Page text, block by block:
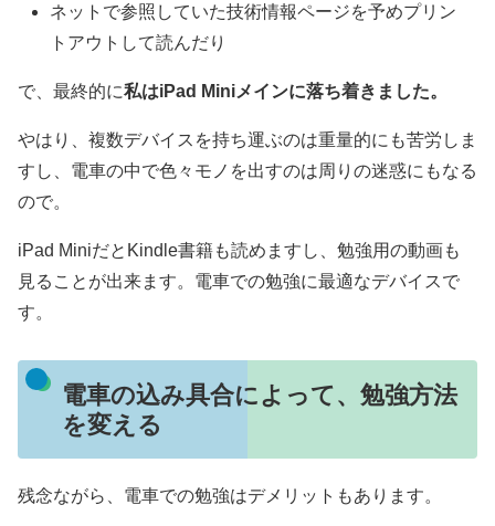
ネットで参照していた技術情報ページを予めプリン
トアウトして読んだり
で、最終的に私はiPad Miniメインに落ち着きました。
やはり、複数デバイスを持ち運ぶのは重量的にも苦労しま
すし、電車の中で色々モノを出すのは周りの迷惑にもなる
ので。
iPad MiniだとKindle書籍も読めますし、勉強用の動画も
見ることが出来ます。電車での勉強に最適なデバイスで
す。
電車の込み具合によって、勉強方法
を変える
残念ながら、電車での勉強はデメリットもあります。